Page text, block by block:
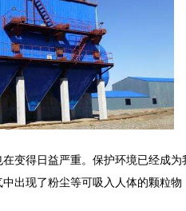
得日益严重。保护环境已经成为
出现了粉尘等可吸入人体的颗粒物